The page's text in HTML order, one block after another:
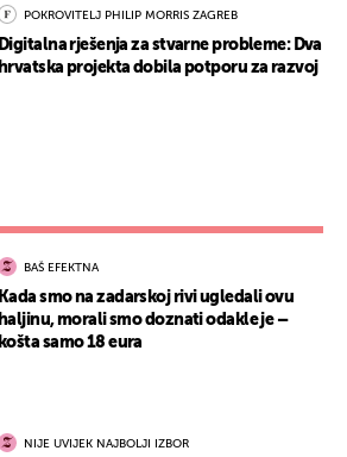
POKROVITELJ PHILIP MORRIS ZAGREB
Digitalna rješenja za stvarne probleme: Dva
hrvatska projekta dobila potporu za razvoj
BAŠ EFEKTNA
Kada smo na zadarskoj rivi ugledali ovu
haljinu, morali smo doznati odakle je –
košta samo 18 eura
NIJE UVIJEK NAJBOLJI IZBOR